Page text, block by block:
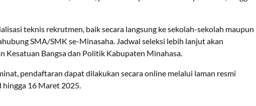
teknis rekrutmen, baik secara langsung ke sekolah-sekolah maupun
SMA/SMK se-Minasaha. Jadwal seleksi lebih lanjut akan
Kesatuan Bangsa dan Politik Kabupaten Minahasa.
pendaftaran dapat dilakukan secara online melalui laman resmi
16 Maret 2025.